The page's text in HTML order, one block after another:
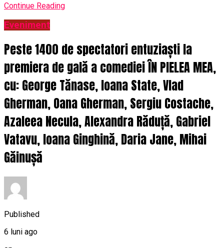
Continue Reading
Eveniment
Peste 1400 de spectatori entuziaști la
premiera de gală a comediei ÎN PIELEA MEA,
cu: George Tănase, Ioana State, Vlad
Gherman, Oana Gherman, Sergiu Costache,
Azaleea Necula, Alexandra Răduță, Gabriel
Vatavu, Ioana Ginghină, Daria Jane, Mihai
Găinușă
Published
6 luni ago